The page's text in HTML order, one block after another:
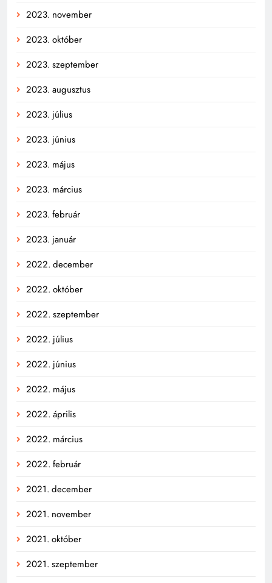
2023. november
2023. október
2023. szeptember
2023. augusztus
2023. július
2023. június
2023. május
2023. március
2023. február
2023. január
2022. december
2022. október
2022. szeptember
2022. július
2022. június
2022. május
2022. április
2022. március
2022. február
2021. december
2021. november
2021. október
2021. szeptember